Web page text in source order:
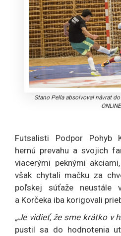
Stano Pella absolvoval návrat
ONLINE
Futsalisti Podpor Pohyb
hernú prevahu a svojich
viacerými peknými
však chytali mačku za
poľskej súťaže neustále
a Korčeka iba korigovali
„Je vidieť, že sme krátko v
pustil sa do hodnotenia